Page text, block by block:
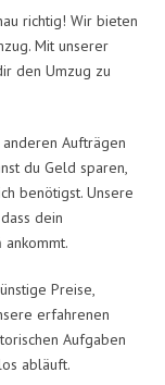
richtig! Wir bieten
Mit unserer
den Umzug zu
Aufträgen
du Geld sparen,
benötigst. Unsere
dein
ankommt.
Preise,
erfahrenen
Aufgaben
abläuft.